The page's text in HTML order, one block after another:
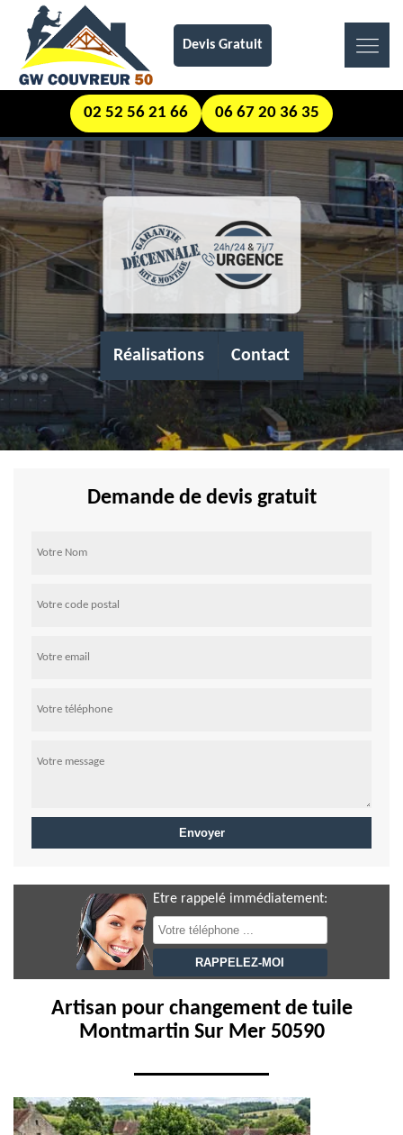
Devis Gratuit
02 52 56 21 66 06 67 20 36 35
Réalisations Contact
Demande de devis gratuit
Etre rappelé immédiatement:
Artisan pour changement de tuile
Montmartin Sur Mer 50590